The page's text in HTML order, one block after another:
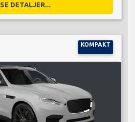
SE DETALJER...
KOMPAKT